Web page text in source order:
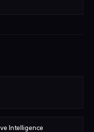
Intelligence